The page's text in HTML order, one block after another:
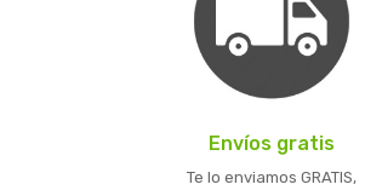
Envíos gratis
Te lo enviamos GRATIS,